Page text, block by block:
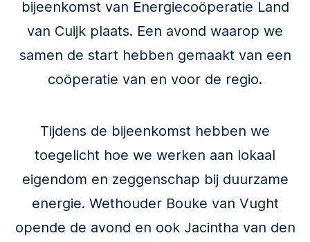
bijeenkomst van Energiecoöperatie Land
van Cuijk plaats. Een avond waarop we
samen de start hebben gemaakt van een
coöperatie van en voor de regio.
Tijdens de bijeenkomst hebben we
toegelicht hoe we werken aan lokaal
eigendom en zeggenschap bij duurzame
energie. Wethouder Bouke van Vught
opende de avond en ook Jacintha van den